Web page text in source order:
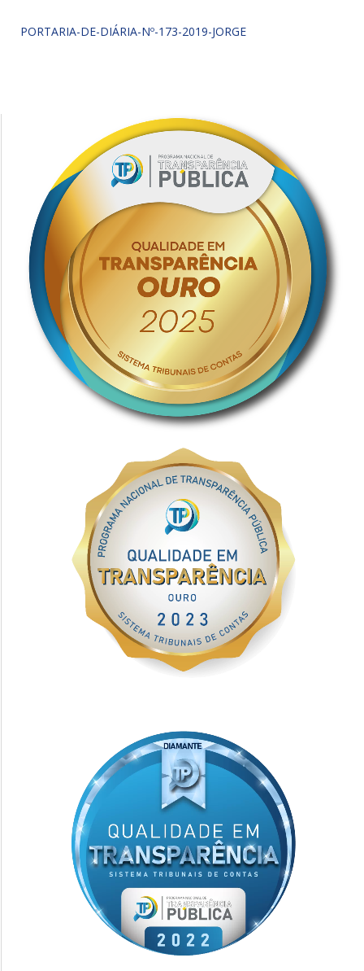
PORTARIA-DE-DIÁRIA-Nº-173-2019-JORGE